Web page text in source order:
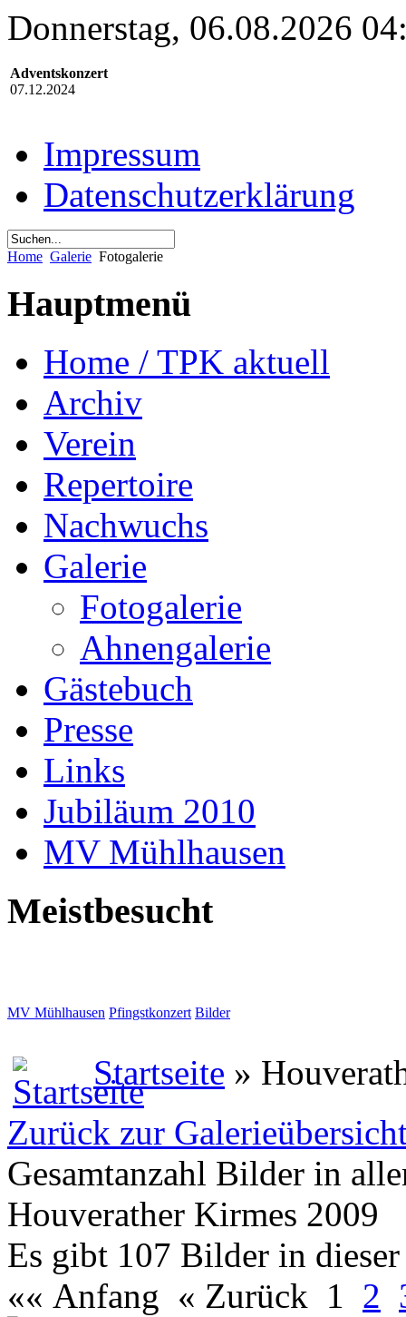
Donnerstag, 06.08.2026
Adventskonzert
07.12.2024
Impressum
Datenschutzerklärung
Home Galerie Fotogalerie
Hauptmenü
Home / TPK aktuell
Archiv
Verein
Repertoire
Nachwuchs
Galerie
Fotogalerie
Ahnengalerie
Gästebuch
Presse
Links
Jubiläum 2010
MV Mühlhausen
Meistbesucht
MV Mühlhausen Pfingstkonzert Bilder
Startseite »
Zurück zur
Gesamtanzahl Bilder in
Houverather Kirmes 2009
Es gibt 107 Bilder in
«« Anfang « Zurück 1 2